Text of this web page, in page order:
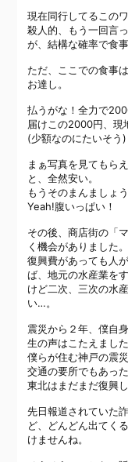
現在同行してるこの
殺人的、もう一回言
が、結構な確率で食
ただ、ここでの食事
お達し。
払うがな！全力で
届けこの2000円、現
(少額なのにたいそう)
まぁ写真を見てもら
と、全然安い。
もうそのまんましょ
Yeah!腹いっぱい！
その後、商店街の「
く機会がありました。
復興費があっても人
ば、地元の水産業を
けど二次、三次の水
い…。
震災から２年、僕自
生の声はこたえました
僕らが住む神戸の震
交通の要所でもあっ
東北はまだまだ復興し
先日報道されていた
ど、どんどん出てく
けませんね。